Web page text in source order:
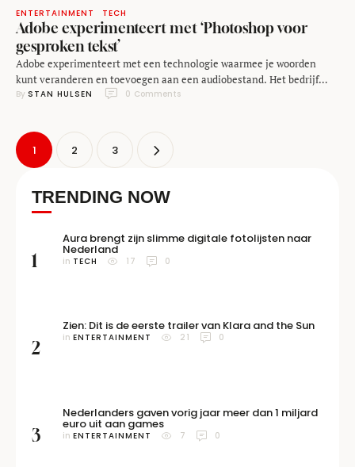
ENTERTAINMENT TECH
Adobe experimenteert met ‘Photoshop voor
gesproken tekst’
Adobe experimenteert met een technologie waarmee je woorden
kunt veranderen en toevoegen aan een audiobestand. Het bedrijf
noemt de technologie VoCo en presenteerde een op zijn conferentie
podium werd gedemonstreerd hoe het audiobestand is gekoppeld …
By STAN HULSEN 0 Comments
1 2 3
TRENDING NOW
1
Aura brengt zijn slimme digitale fotolijsten naar
Nederland
in TECH 17 0
2
Zien: Dit is de eerste trailer van Klara and the Sun
in ENTERTAINMENT 21 0
3
Nederlanders gaven vorig jaar meer dan 1 miljard
euro uit aan games
in ENTERTAINMENT 7 0